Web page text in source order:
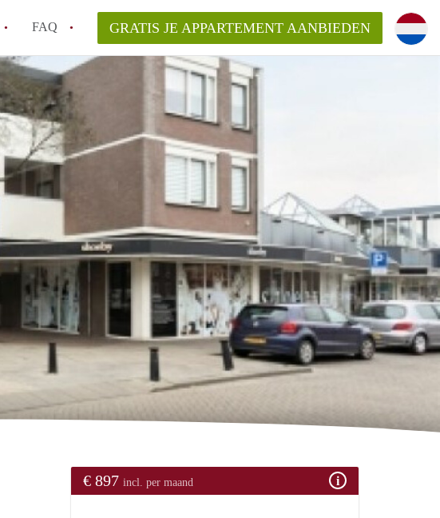
FAQ
op een Appartement in Den Bosch?
van AppartementDenBosch?
GRATIS JE APPARTEMENT AANBIEDEN
€ 897 incl. per maand